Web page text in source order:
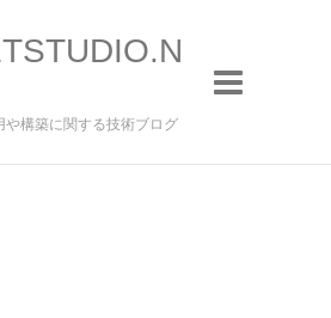
や構築に関する技術ブログ